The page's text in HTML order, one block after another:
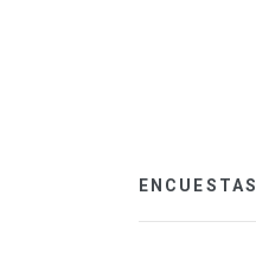
ENCUESTAS